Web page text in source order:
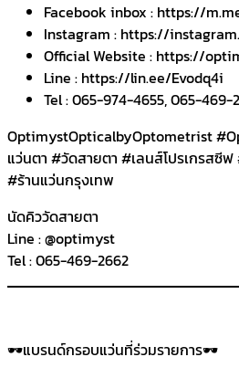
Facebook inbox : https://
Instagram : https://
Official Website : https://
Line : https://lin.ee/Evodq4i
Tel : 065-974-4655, 065-469-
OptimystOpticalbyOptometrist
แว่นตา #วัดสายตา #เลนส์โปรเกรสซี
#ร้านแว่นกรุงเทพ
นัดคิววัดสายตา
Line : @optimyst
Tel : 065-469-2662
🕶️แบรนด์กรอบแว่นที่ร่วมรายการ🕶️